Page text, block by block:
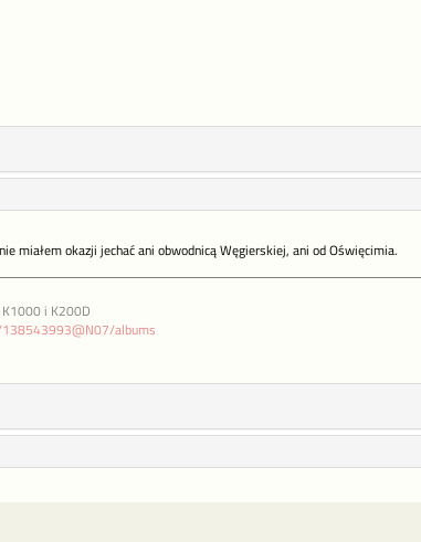
miałem okazji jechać ani obwodnicą Węgierskiej, ani od Oświęcimia.
K1000 i K200D
albums